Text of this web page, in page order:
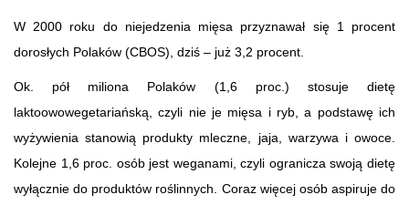
W 2000 roku do niejedzenia mięsa przyznawał się 1 procent
dorosłych Polaków (CBOS), dziś – już 3,2 procent.
Ok. pół miliona Polaków (1,6 proc.) stosuje dietę
laktoowowegetariańską, czyli nie je mięsa i ryb, a podstawę ich
wyżywienia stanowią produkty mleczne, jaja, warzywa i owoce.
Kolejne 1,6 proc. osób jest weganami, czyli ogranicza swoją dietę
wyłącznie do produktów roślinnych. Coraz więcej osób aspiruje do